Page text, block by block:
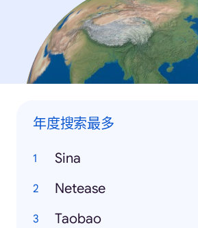
年度搜索最多
Sina
Netease
Taobao